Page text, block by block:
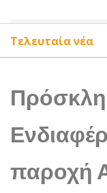
Τελευταία νέα
παροχή